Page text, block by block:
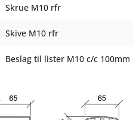
Skrue M10 rfr
Skive M10 rfr
Beslag til lister M10 c/c 100mm